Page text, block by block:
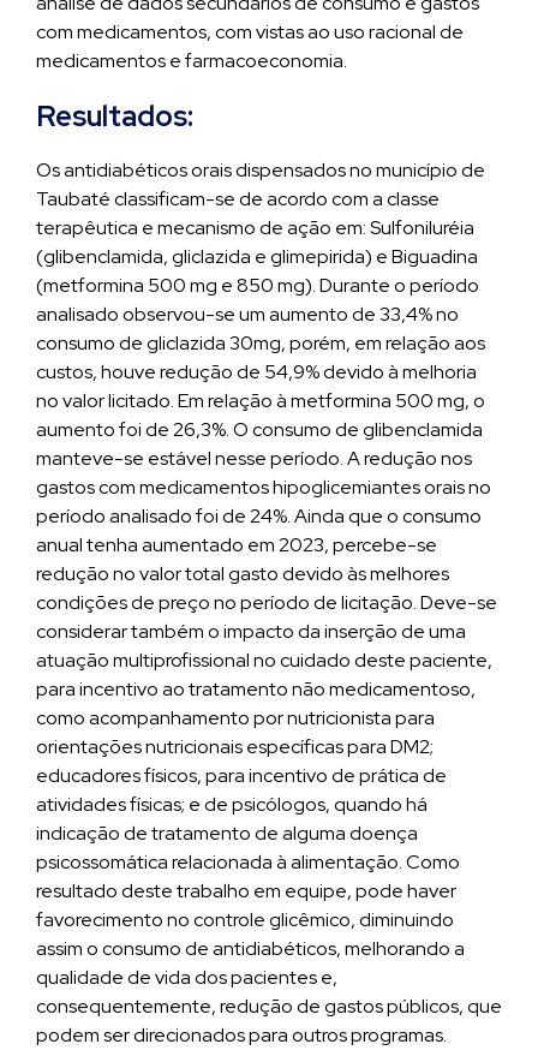
com medicamentos, com vistas ao uso racional de
medicamentos e farmacoeconomia.
Resultados:
Os antidiabéticos orais dispensados no município de
Taubaté classificam-se de acordo com a classe
terapêutica e mecanismo de ação em: Sulfoniluréia
(glibenclamida, gliclazida e glimepirida) e Biguadina
(metformina 500 mg e 850 mg). Durante o período
analisado observou-se um aumento de 33,4% no
consumo de gliclazida 30mg, porém, em relação aos
custos, houve redução de 54,9% devido à melhoria
no valor licitado. Em relação à metformina 500 mg, o
aumento foi de 26,3%. O consumo de glibenclamida
manteve-se estável nesse período. A redução nos
gastos com medicamentos hipoglicemiantes orais no
período analisado foi de 24%. Ainda que o consumo
anual tenha aumentado em 2023, percebe-se
redução no valor total gasto devido às melhores
condições de preço no período de licitação. Deve-se
considerar também o impacto da inserção de uma
atuação multiprofissional no cuidado deste paciente,
para incentivo ao tratamento não medicamentoso,
como acompanhamento por nutricionista para
orientações nutricionais específicas para DM2;
educadores físicos, para incentivo de prática de
atividades físicas; e de psicólogos, quando há
indicação de tratamento de alguma doença
psicossomática relacionada à alimentação. Como
resultado deste trabalho em equipe, pode haver
favorecimento no controle glicêmico, diminuindo
assim o consumo de antidiabéticos, melhorando a
qualidade de vida dos pacientes e,
consequentemente, redução de gastos públicos, que
podem ser direcionados para outros programas.